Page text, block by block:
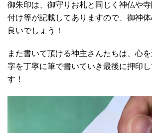
御朱印は、御守りお札と同じく神仏や
付け等が記載してありますので、御神
良いでしょう！
また書いて頂ける神主さんたちは、心
字を丁寧に筆で書いていき最後に押印
す！